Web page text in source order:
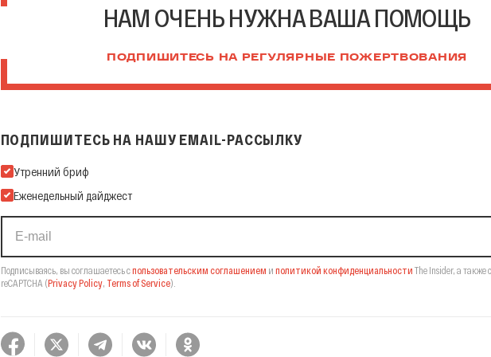
НАМ ОЧЕНЬ НУЖНА ВАША ПОМОЩЬ
ПОДПИШИТЕСЬ НА РЕГУЛЯРНЫЕ ПОЖЕРТВОВАНИЯ
ПОДПИШИТЕСЬ НА НАШУ EMAIL-РАССЫЛКУ
Подпишитесь на нашу Email-рассылку
Утренний бриф
Еженедельный дайджест
Подписываясь, вы соглашаетесь спользовательским соглашением и политикой конфиденциальности The Insider, а также
reCAPTCHA (Privacy Policy, Terms of Service).